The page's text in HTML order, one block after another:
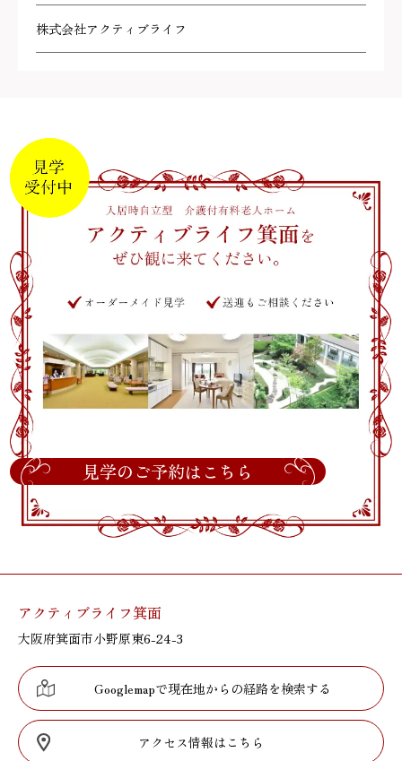
株式会社アクティブライフ
見学のご予約はこちら
アクティブライフ箕面
大阪府箕面市小野原東6-24-3
Googlemapで現在地からの経路を検索する
アクセス情報はこちら